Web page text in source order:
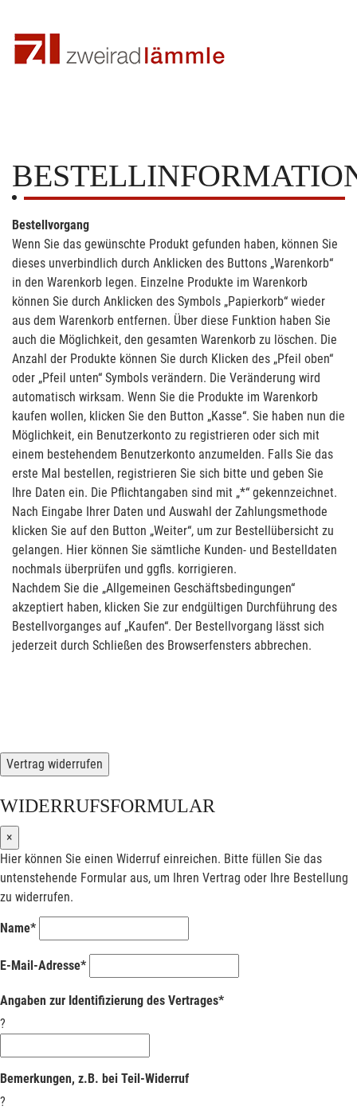
Bestellvorgang
Wenn Sie das gewünschte Produkt gefunden haben, können Sie
dieses unverbindlich durch Anklicken des Buttons „Warenkorb“
in den Warenkorb legen. Einzelne Produkte im Warenkorb
können Sie durch Anklicken des Symbols „Papierkorb“ wieder
aus dem Warenkorb entfernen. Über diese Funktion haben Sie
auch die Möglichkeit, den gesamten Warenkorb zu löschen. Die
Anzahl der Produkte können Sie durch Klicken des „Pfeil oben“
oder „Pfeil unten“ Symbols verändern. Die Veränderung wird
automatisch wirksam. Wenn Sie die Produkte im Warenkorb
kaufen wollen, klicken Sie den Button „Kasse“. Sie haben nun die
Möglichkeit, ein Benutzerkonto zu registrieren oder sich mit
einem bestehendem Benutzerkonto anzumelden. Falls Sie das
erste Mal bestellen, registrieren Sie sich bitte und geben Sie
Ihre Daten ein. Die Pflichtangaben sind mit „*“ gekennzeichnet.
Nach Eingabe Ihrer Daten und Auswahl der Zahlungsmethode
klicken Sie auf den Button „Weiter“, um zur Bestellübersicht zu
gelangen. Hier können Sie sämtliche Kunden- und Bestelldaten
nochmals überprüfen und ggfls. korrigieren.
Nachdem Sie die „Allgemeinen Geschäftsbedingungen“
akzeptiert haben, klicken Sie zur endgültigen Durchführung des
Bestellvorganges auf „Kaufen“. Der Bestellvorgang lässt sich
jederzeit durch Schließen des Browserfensters abbrechen.
Vertrag widerrufen
WIDERRUFSFORMULAR
×
Hier können Sie einen Widerruf einreichen. Bitte füllen Sie das
untenstehende Formular aus, um Ihren Vertrag oder Ihre Bestellung
zu widerrufen.
Name*
E-Mail-Adresse*
Angaben zur Identifizierung des Vertrages*
?
Bemerkungen, z.B. bei Teil-Widerruf
?